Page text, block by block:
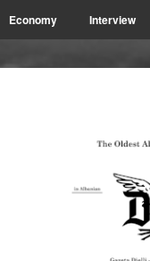
Economy Interview